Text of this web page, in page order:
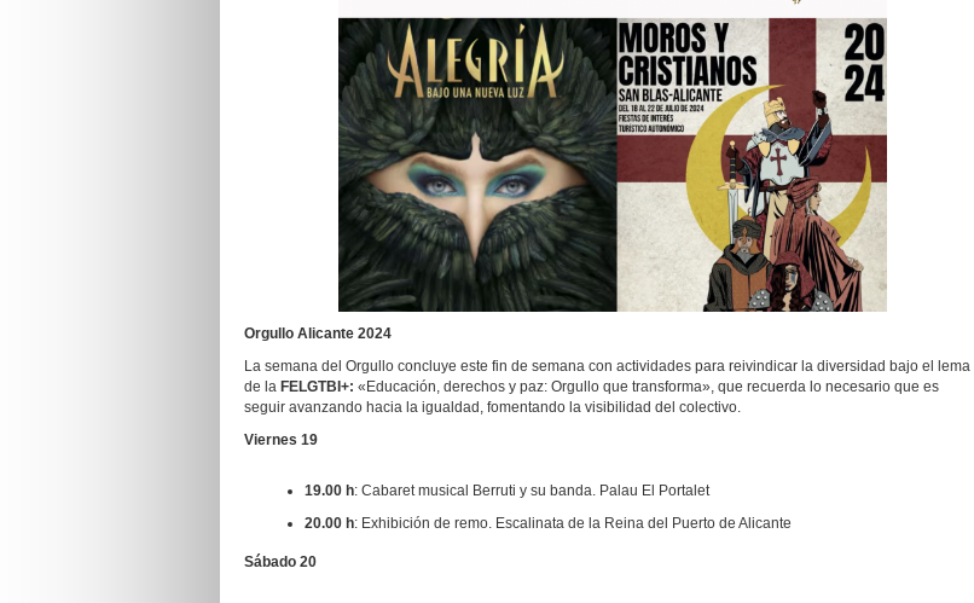
Orgullo Alicante 2024
La semana del Orgullo concluye este fin de semana con actividades para reivindicar la diversidad bajo el lema
de la FELGTBI+: «Educación, derechos y paz: Orgullo que transforma», que recuerda lo necesario que es
seguir avanzando hacia la igualdad, fomentando la visibilidad del colectivo.
Viernes 19
19.00 h: Cabaret musical Berruti y su banda. Palau El Portalet
20.00 h: Exhibición de remo. Escalinata de la Reina del Puerto de Alicante
Sábado 20